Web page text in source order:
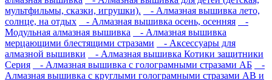
мультфильмы, сказки, игрушки).
- Алмазная вышивка лето,
солнце, на отдых
- Алмазная вышивка осень, осенняя
-
Модульная алмазная вышивка
- Алмазная вышивка
мерцающими блестящими стразами
- Аксессуары для
алмазной вышивки
- Алмазная вышивка Котики защитники
Серия
- Алмазная вышивка с голограмными стразами АБ
-
Алмазная вышивка с круглыми голограмными стразами AB и